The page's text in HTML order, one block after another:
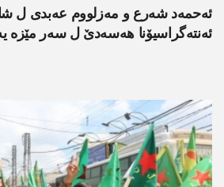
ئەحمەد شەرع و مەزلووم عەبدی ل
ئەنتەگراسیۆنا ھەسەدێ ل سەر مێزە